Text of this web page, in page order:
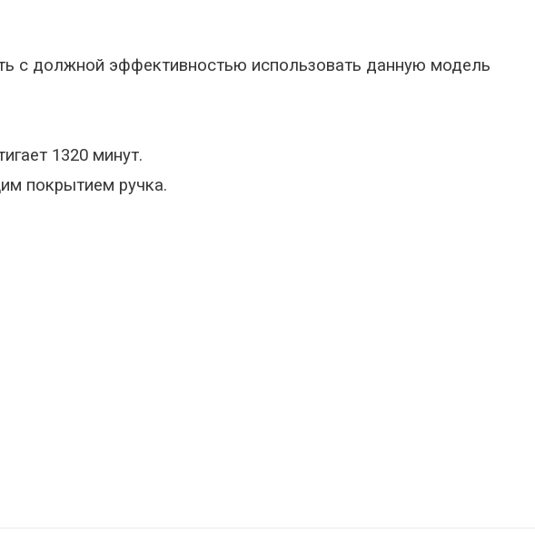
с должной эффективностью использовать данную модель
1320 минут.
покрытием ручка.